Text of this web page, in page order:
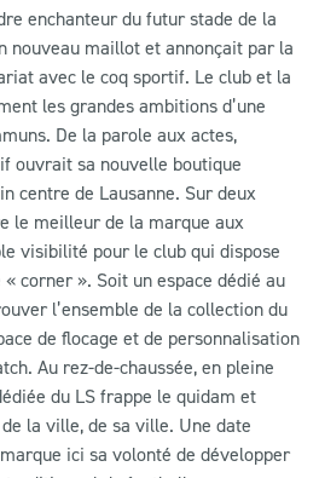
enchanteur du futur stade de la
nouveau maillot et annonçait par la
avec le coq sportif. Le club et la
les grandes ambitions d’une
De la parole aux actes,
ouvrait sa nouvelle boutique
centre de Lausanne. Sur deux
le meilleur de la marque aux
visibilité pour le club qui dispose
corner ». Soit un espace dédié au
l’ensemble de la collection du
de flocage et de personnalisation
Au rez-de-chaussée, en pleine
du LS frappe le quidam et
la ville, de sa ville. Une date
ici sa volonté de développer